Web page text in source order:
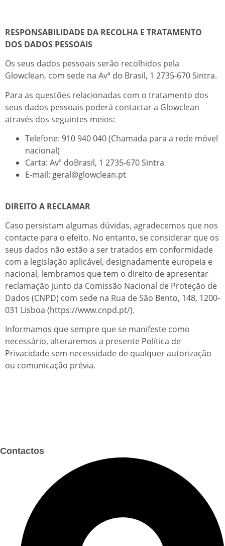
RESPONSABILIDADE DA RECOLHA E TRATAMENTO
DOS DADOS PESSOAIS
Os seus dados pessoais serão recolhidos pela
Glowclean, com sede na Avª do Brasil, 1 2735-670 Sintra.
Para as questões relacionadas com o tratamento dos
seus dados pessoais poderá contactar a Glowclean
através dos seguintes meios:
Telefone: 910 940 040 (Chamada para a rede móvel
nacional)
Carta: Avª doBrasil, 1 2735-670 Sintra
E-mail: geral@glowclean.pt
DIREITO A RECLAMAR
Caso persistam algumas dúvidas, agradecemos que nos
contacte para o efeito. No entanto, se considerar que os
seus dados não estão a ser tratados em conformidade
com a legislação aplicável, designadamente europeia e
nacional, lembramos que tem o direito de apresentar
reclamação junto da Comissão Nacional de Proteção de
Dados (CNPD) com sede na Rua de São Bento, 148, 1200-
031 Lisboa (https://www.cnpd.pt/).
Informamos que sempre que se manifeste como
necessário, alteraremos a presente Política de
Privacidade sem necessidade de qualquer autorização
ou comunicação prévia.
Contactos